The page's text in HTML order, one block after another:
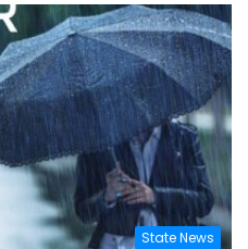
State News